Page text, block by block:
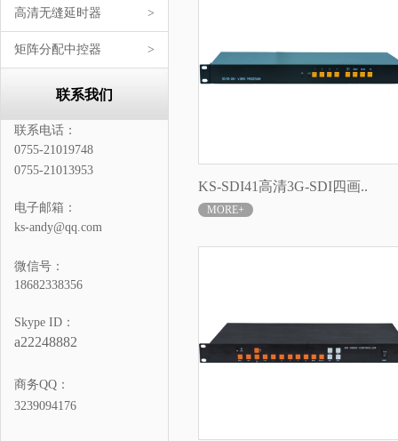
>
高清无缝延时器
>
矩阵分配中控器
联系我们
联系电话：
0755-21019748
0755-21013953
电子邮箱：
ks-andy@qq.com
微信号：
18682338356
Skype ID：
a22248882
商务QQ：
3239094176
KS-SDI41高清3G-SDI四画..
MORE+